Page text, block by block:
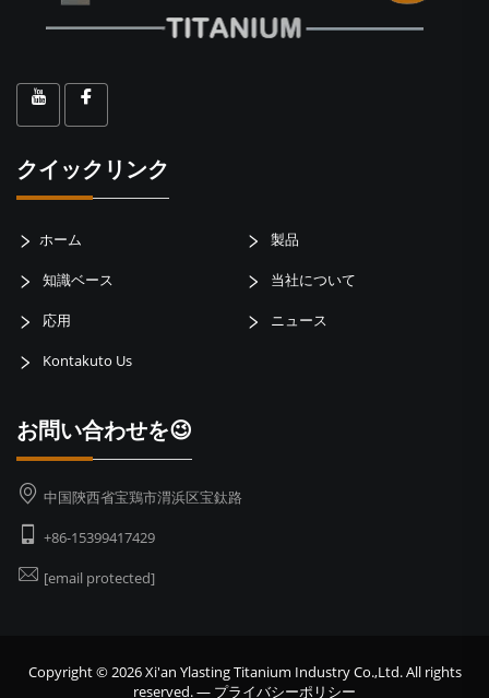
クイックリンク
ホーム 製品
知識ベース 当社について
応用 ニュース
Kontakuto Us
お問い合わせを😉
中国陝西省宝鶏市渭浜区宝鈦路
+86-15399417429
[email protected]
Copyright © 2026 Xi'an Ylasting Titanium Industry Co.,Ltd. All rights
reserved. — プライバシーポリシー